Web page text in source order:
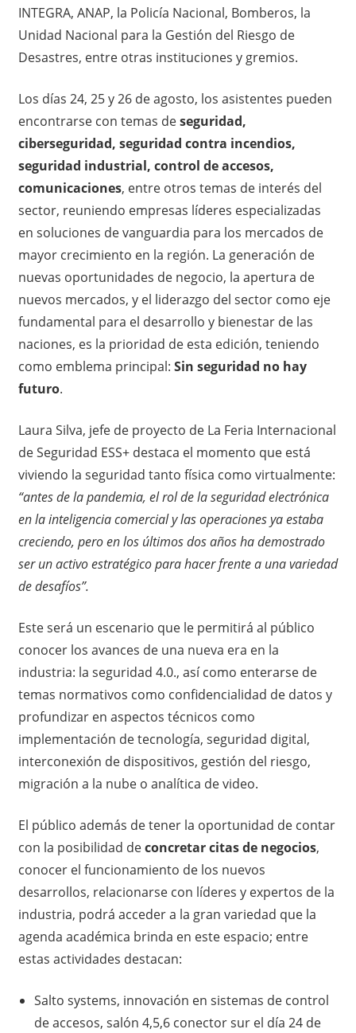
INTEGRA, ANAP, la Policía Nacional, Bomberos, la
Unidad Nacional para la Gestión del Riesgo de
Desastres, entre otras instituciones y gremios.
Los días 24, 25 y 26 de agosto, los asistentes pueden
encontrarse con temas deseguridad,
ciberseguridad, seguridad contra incendios,
seguridad industrial, control de accesos,
comunicaciones, entre otros temas de interés del
sector, reuniendo empresas líderes especializadas
en soluciones de vanguardia para los mercados de
mayor crecimiento en la región. La generación de
nuevas oportunidades de negocio, la apertura de
nuevos mercados, y el liderazgo del sector como eje
fundamental para el desarrollo y bienestar de las
naciones, es la prioridad de esta edición, teniendo
como emblema principal: Sin seguridad no hay
futuro.
Laura Silva, jefe de proyecto de La Feria Internacional
de Seguridad ESS+ destaca el momento que está
viviendo la seguridad tanto física como virtualmente:
“antes de la pandemia, el rol de la seguridad electrónica
en la inteligencia comercial y las operaciones ya estaba
creciendo, pero en los últimos dos años ha demostrado
ser un activo estratégico para hacer frente a una variedad
de desafíos”.
Este será un escenario que le permitirá al público
conocer los avances de una nueva era en la
industria: la seguridad 4.0., así como enterarse de
temas normativos como confidencialidad de datos y
profundizar en aspectos técnicos como
implementación de tecnología, seguridad digital,
interconexión de dispositivos, gestión del riesgo,
migración a la nube o analítica de video.
El público además de tener la oportunidad de contar
con la posibilidad deconcretar citas de negocios,
conocer el funcionamiento de los nuevos
desarrollos, relacionarse con líderes y expertos de la
industria, podrá acceder a la gran variedad que la
agenda académica brinda en este espacio; entre
estas actividades destacan:
Salto systems, innovación en sistemas de control
de accesos, salón 4,5,6 conector sur el día 24 de